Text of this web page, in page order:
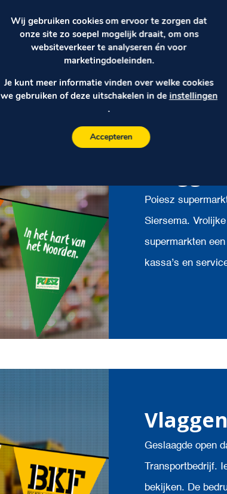
Gedrukt op
Poiesz
Siersema.
supermarkten
kassa’s en
Geslaagde open
Transportbedrijf.
bekijken. De
Wij gebruiken cookies om ervoor te zorgen dat
onze site zo soepel mogelijk draait, om ons
websiteverkeer te analyseren én voor
marketingdoeleinden.
Je kunt meer informatie vinden over welke cookies
we gebruiken of deze uitschakelen in de instellingen
.
Accepteren